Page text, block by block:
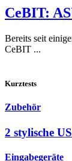
CeBIT:
Bereits seit
CeBIT ...
Kurztests
Zubehör
2 stylische
Eingabegeräte